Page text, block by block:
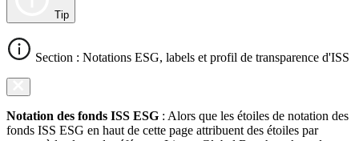
Tip
Section : Notations ESG, labels et profil de transparence d'ISS
Notation des fonds ISS ESG : Alors que les étoiles de notation des
fonds ISS ESG en haut de cette page attribuent des étoiles par